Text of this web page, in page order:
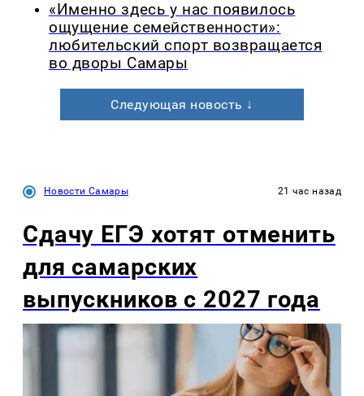
«Именно здесь у нас появилось
ощущение семейственности»:
любительский спорт возвращается
во дворы Самары
Следующая новость ↓
Новости Самары 21 час назад
Сдачу ЕГЭ хотят отменить
для самарских
выпускников с 2027 года